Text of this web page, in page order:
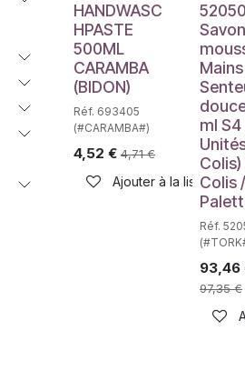
HANDWASC
HPASTE
500ML
CARAMBA
(BIDON)
Réf. 693405
(#CARAMBA#)
4,52 € 4,71€
Ajouter à la liste de
Savon
ml S4
Colis)
Colis /
Réf.
93,46
97,35€